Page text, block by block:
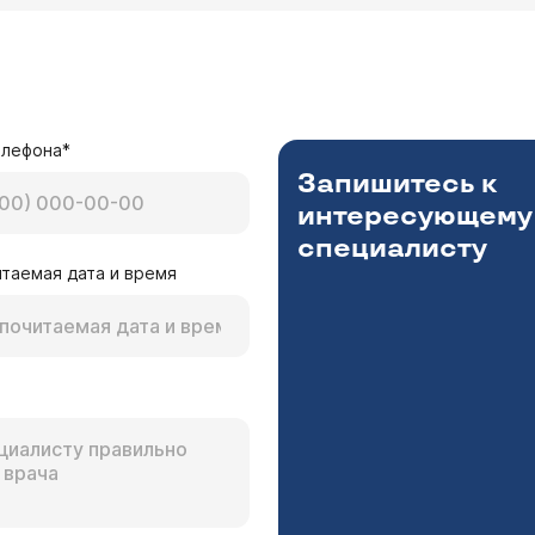
дата и время
Запишитесь к
интересующему
специалисту